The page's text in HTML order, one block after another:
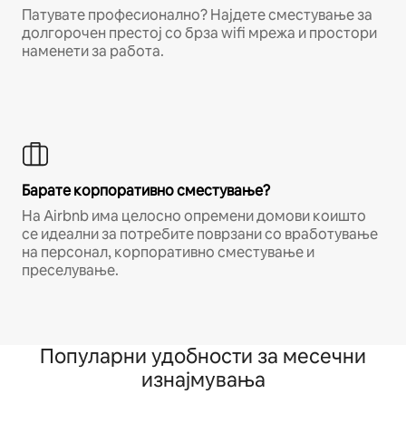
Патувате професионално? Најдете сместување за
долгорочен престој со брза wifi мрежа и простори
наменети за работа.
Барате корпоративно сместување?
На Airbnb има целосно опремени домови коишто
се идеални за потребите поврзани со вработување
на персонал, корпоративно сместување и
преселување.
Популарни удобности за месечни
изнајмувања